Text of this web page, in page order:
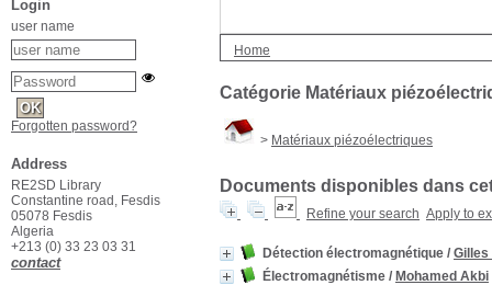
Home
Catégorie Matériaux
> Matériaux piézoélectriques
Documents disponibles dans
Refine your search Apply to
Détection électromagnétique / Gilles
Électromagnétisme / Mohamed Akbi
Login
user name
Forgotten password?
Address
RE2SD Library
Constantine road, Fesdis
05078 Fesdis
Algeria
+213 (0) 33 23 03 31
contact